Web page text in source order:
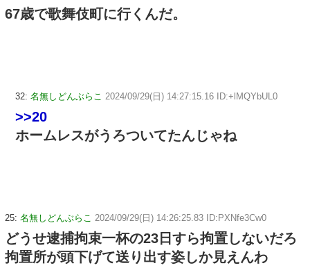
67歳で歌舞伎町に行くんだ。
32: 名無しどんぶらこ 2024/09/29(日) 14:27:15.16 ID:+lMQYbUL0
>>20
ホームレスがうろついてたんじゃね
25: 名無しどんぶらこ 2024/09/29(日) 14:26:25.83 ID:PXNfe3Cw0
どうせ逮捕拘束一杯の23日すら拘置しないだろ
拘置所が頭下げて送り出す姿しか見えんわ